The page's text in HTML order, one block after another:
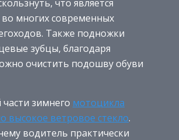
что является
многих современных
Также подножки
зубцы, благодаря
очистить подошву обуви
зимнего мотоцикла
высокое ветровое стекло.
водитель практически